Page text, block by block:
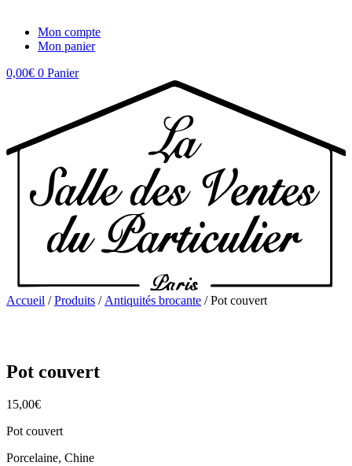
Mon compte
Mon panier
0,00€ 0 Panier
Accueil /Produits / Antiquités brocante / Pot couvert
Pot couvert
15,00€
Pot couvert
Porcelaine, Chine